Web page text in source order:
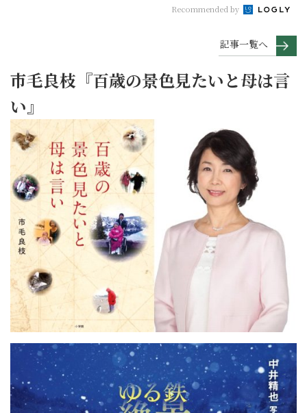
Recommended by
記事一覧へ
市毛良枝『百歳の景色見たいと母は言
い』